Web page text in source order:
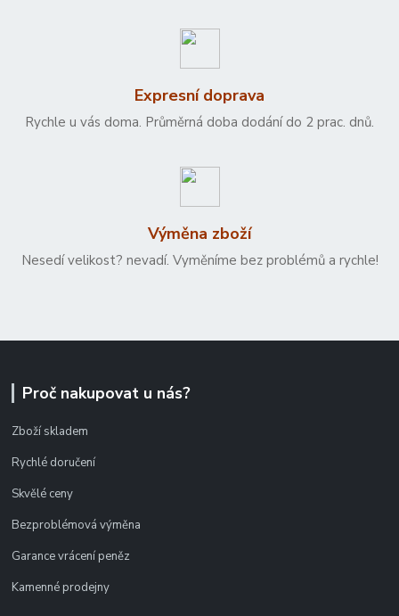
Expresní doprava
Rychle u vás doma. Průměrná doba dodání do 2 prac. dnů.
Výměna zboží
Nesedí velikost? nevadí. Vyměníme bez problémů a rychle!
Proč nakupovat u nás?
Zboží skladem
Rychlé doručení
Skvělé ceny
Bezproblémová výměna
Garance vrácení peněz
Kamenné prodejny